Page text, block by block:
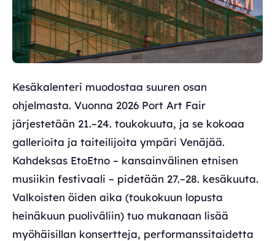
Kesäkalenteri muodostaa suuren osan
ohjelmasta. Vuonna 2026 Port Art Fair
järjestetään 21.–24. toukokuuta, ja se kokoaa
gallerioita ja taiteilijoita ympäri Venäjää.
Kahdeksas EtoEtno – kansainvälinen etnisen
musiikin festivaali – pidetään 27.–28. kesäkuuta.
Valkoisten öiden aika (toukokuun lopusta
heinäkuun puoliväliin) tuo mukanaan lisää
myöhäisillan konsertteja, performanssitaidetta